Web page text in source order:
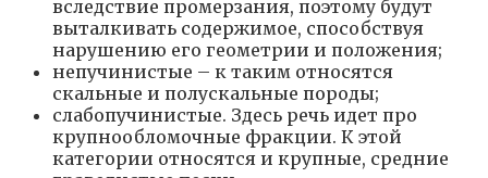
вследствие промерзания, поэтому будут
выталкивать содержимое, способствуя
нарушению его геометрии и положения;
непучинистые – к таким относятся
скальные и полускальные породы;
слабопучинистые. Здесь речь идет про
крупнообломочные фракции. К этой
категории относятся и крупные, средние